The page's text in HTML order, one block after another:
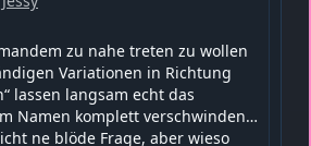
zu nahe treten zu wollen
Variationen in Richtung
lassen langsam echt das
Namen komplett verschwinden…
ne blöde Frage, aber wieso